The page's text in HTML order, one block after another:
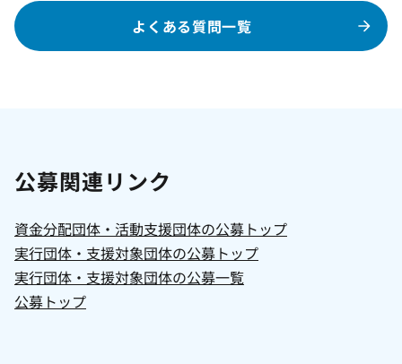
よくある質問一覧
公募関連リンク
資金分配団体・活動支援団体の公募トップ
実行団体・支援対象団体の公募トップ
実行団体・支援対象団体の公募一覧
公募トップ